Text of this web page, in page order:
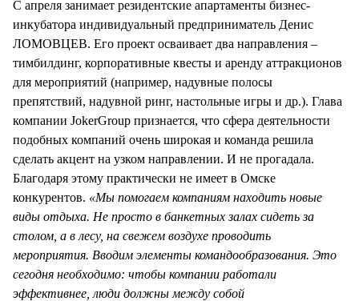
С апреля занимает резидентские апартаменты бизнес-
инкубатора индивидуальный предприниматель Денис
ЛОМОВЦЕВ. Его проект осваивает два направления –
тимбилдинг, корпоративные квесты и аренду аттракционов
для мероприятий (например, надувные полосы
препятствий, надувной ринг, настольные игры и др.). Глава
компании JokerGroup признается, что сфера деятельности
подобных компаний очень широкая и команда решила
сделать акцент на узком направлении. И не прогадала.
Благодаря этому практически не имеет в Омске
конкурентов. «Мы помогаем компаниям находить новые
виды отдыха. Не просто в банкетных залах сидеть за
столом, а в лесу, на свежем воздухе проводить
мероприятия. Вводим элементы командообразования. Это
сегодня необходимо: чтобы компании работали
эффективнее, люди должны между собой